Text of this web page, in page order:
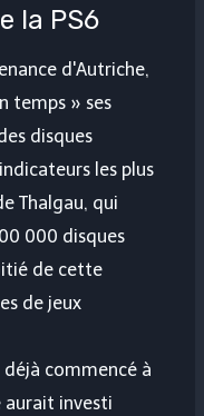
la PS6
d'Autriche,
temps » ses
disques
les plus
Thalgau, qui
000 disques
de cette
de jeux
commencé à
aurait investi